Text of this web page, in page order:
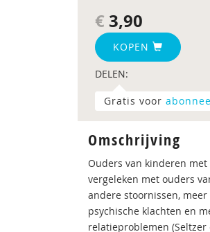
€ 3,90
KOPEN
DELEN:
Gratis voor
Omschrijving
Ouders van kinderen
vergeleken met ouders
andere stoornissen, meer
psychische klachten en
relatieproblemen (Seltzer